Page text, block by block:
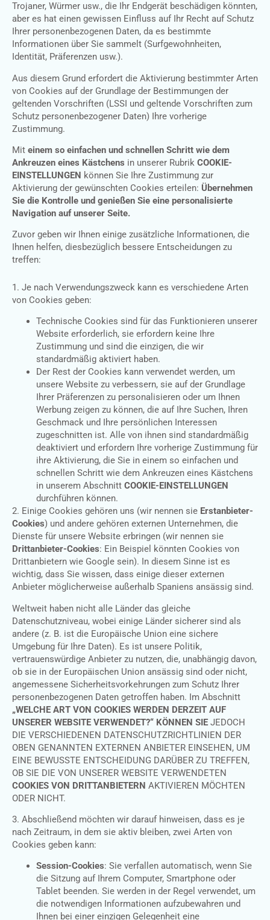
Trojaner, Würmer usw., die Ihr Endgerät beschädigen könnten,
aber es hat einen gewissen Einfluss auf Ihr Recht auf Schutz
Ihrer personenbezogenen Daten, da es bestimmte
Informationen über Sie sammelt (Surfgewohnheiten,
Identität, Präferenzen usw.).
Aus diesem Grund erfordert die Aktivierung bestimmter Arten
von Cookies auf der Grundlage der Bestimmungen der
geltenden Vorschriften (LSSI und geltende Vorschriften zum
Schutz personenbezogener Daten) Ihre vorherige
Zustimmung.
Mit einem so einfachen und schnellen Schritt wie dem
Ankreuzen eines Kästchens in unserer Rubrik COOKIE-
EINSTELLUNGEN können Sie Ihre Zustimmung zur
Aktivierung der gewünschten Cookies erteilen: Übernehmen
Sie die Kontrolle und genießen Sie eine personalisierte
Navigation auf unserer Seite.
Zuvor geben wir Ihnen einige zusätzliche Informationen, die
Ihnen helfen, diesbezüglich bessere Entscheidungen zu
treffen:
1. Je nach Verwendungszweck kann es verschiedene Arten
von Cookies geben:
Technische Cookies sind für das Funktionieren unserer
Website erforderlich, sie erfordern keine Ihre
Zustimmung und sind die einzigen, die wir
standardmäßig aktiviert haben.
Der Rest der Cookies kann verwendet werden, um
unsere Website zu verbessern, sie auf der Grundlage
Ihrer Präferenzen zu personalisieren oder um Ihnen
Werbung zeigen zu können, die auf Ihre Suchen, Ihren
Geschmack und Ihre persönlichen Interessen
zugeschnitten ist. Alle von ihnen sind standardmäßig
deaktiviert und erfordern Ihre vorherige Zustimmung für
ihre Aktivierung, die Sie in einem so einfachen und
schnellen Schritt wie dem Ankreuzen eines Kästchens
in unserem Abschnitt COOKIE-EINSTELLUNGEN
durchführen können.
2. Einige Cookies gehören uns (wir nennen sie Erstanbieter-
Cookies) und andere gehören externen Unternehmen, die
Dienste für unsere Website erbringen (wir nennen sie
Drittanbieter-Cookies: Ein Beispiel könnten Cookies von
Drittanbietern wie Google sein). In diesem Sinne ist es
wichtig, dass Sie wissen, dass einige dieser externen
Anbieter möglicherweise außerhalb Spaniens ansässig sind.
Weltweit haben nicht alle Länder das gleiche
Datenschutzniveau, wobei einige Länder sicherer sind als
andere (z. B. ist die Europäische Union eine sichere
Umgebung für Ihre Daten). Es ist unsere Politik,
vertrauenswürdige Anbieter zu nutzen, die, unabhängig davon,
ob sie in der Europäischen Union ansässig sind oder nicht,
angemessene Sicherheitsvorkehrungen zum Schutz Ihrer
personenbezogenen Daten getroffen haben. Im Abschnitt
„WELCHE ART VON COOKIES WERDEN DERZEIT AUF
UNSERER WEBSITE VERWENDET?“ KÖNNEN SIE JEDOCH
DIE VERSCHIEDENEN DATENSCHUTZRICHTLINIEN DER
OBEN GENANNTEN EXTERNEN ANBIETER EINSEHEN, UM
EINE BEWUSSTE ENTSCHEIDUNG DARÜBER ZU TREFFEN,
OB SIE DIE VON UNSERER WEBSITE VERWENDETEN
COOKIES VON DRITTANBIETERN AKTIVIEREN MÖCHTEN
ODER NICHT.
3. Abschließend möchten wir darauf hinweisen, dass es je
nach Zeitraum, in dem sie aktiv bleiben, zwei Arten von
Cookies geben kann:
Session-Cookies: Sie verfallen automatisch, wenn Sie
die Sitzung auf Ihrem Computer, Smartphone oder
Tablet beenden. Sie werden in der Regel verwendet, um
die notwendigen Informationen aufzubewahren und
Ihnen bei einer einzigen Gelegenheit eine